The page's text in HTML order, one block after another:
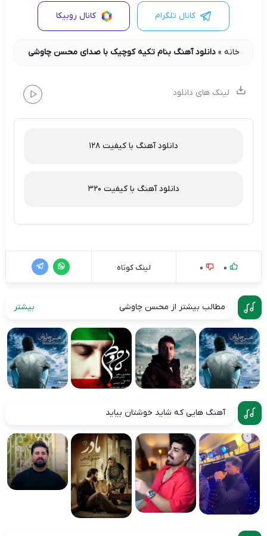
کانال تلگرام کانال روبیکا
خانه »دانلود آهنگ بنام تکیه کوچیک با صدای محسن چاوشی
لینک های دانلود
دانلود آهنگ با کیفیت 128
دانلود آهنگ با کیفیت 320
0
0 لینک کوتاه
مطالب بیشتر از محسن چاوشی بیشتر
آهنگ هایی که شاید خوشتان بیاید